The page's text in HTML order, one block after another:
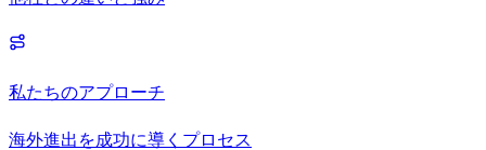
私たちのアプローチ
海外進出を成功に導くプロセス